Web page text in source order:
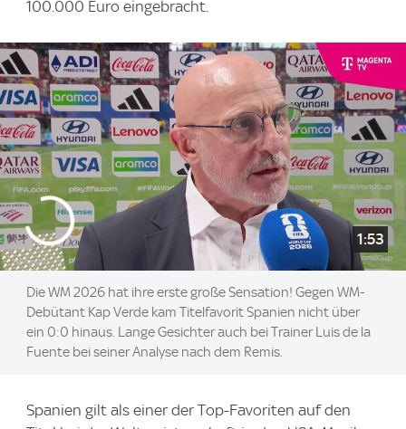
100.000 Euro eingebracht.
1:53
Die WM 2026 hat ihre erste große Sensation! Gegen WM-
Debütant Kap Verde kam Titelfavorit Spanien nicht über
ein 0:0 hinaus. Lange Gesichter auch bei Trainer Luis de la
Fuente bei seiner Analyse nach dem Remis.
Spanien gilt als einer der Top-Favoriten auf den